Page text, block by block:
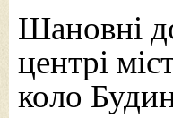
Шановні
центрі
коло